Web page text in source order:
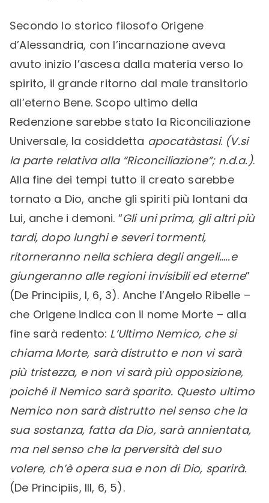
Secondo lo storico filosofo Origene
d’Alessandria, con l’incarnazione aveva
avuto inizio l’ascesa dalla materia verso lo
spirito, il grande ritorno dal male transitorio
all’eterno Bene. Scopo ultimo della
Redenzione sarebbe stato la Riconciliazione
Universale, la cosiddetta apocatàstasi. (V.si
la parte relativa alla “Riconciliazione”; n.d.a.).
Alla fine dei tempi tutto il creato sarebbe
tornato a Dio, anche gli spiriti più lontani da
Lui, anche i demoni. “Gli uni prima, gli altri più
tardi, dopo lunghi e severi tormenti,
ritorneranno nella schiera degli angeli…..e
giungeranno alle regioni invisibili ed eterne”
(De Principiis, I, 6, 3). Anche l’Angelo Ribelle –
che Origene indica con il nome Morte – alla
fine sarà redento: L’Ultimo Nemico, che si
chiama Morte, sarà distrutto e non vi sarà
più tristezza, e non vi sarà più opposizione,
poiché il Nemico sarà sparito. Questo ultimo
Nemico non sarà distrutto nel senso che la
sua sostanza, fatta da Dio, sarà annientata,
ma nel senso che la perversità del suo
volere, ch’è opera sua e non di Dio, sparirà.
(De Principiis, III, 6, 5).